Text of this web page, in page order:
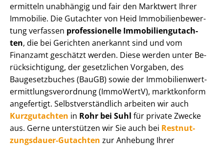
ermitteln unabhängig und fair den Marktwert Ihrer
Immobilie. Die Gutachter von Heid Im­mo­bi­li­en­be­wer­
tung verfassen professionelle Im­mo­bi­li­en­gut­ach­
ten, die bei Gerichten anerkannt sind und vom
Finanzamt geschätzt werden. Diese werden unter Be­
rück­sich­ti­gung, der gesetzlichen Vorgaben, des
Baugesetzbuches (BauGB) sowie der Im­mo­bi­li­en­wert­
ermitt­lungs­ver­ord­nung (ImmoWertV), marktkonform
angefertigt. Selbst­ver­ständ­lich arbeiten wir auch
Kurzgutachten in Rohr bei Suhl für private Zwecke
aus. Gerne unterstützen wir Sie auch bei Rest­nut­
zungs­dau­er-Gutachten zur Anhebung Ihrer